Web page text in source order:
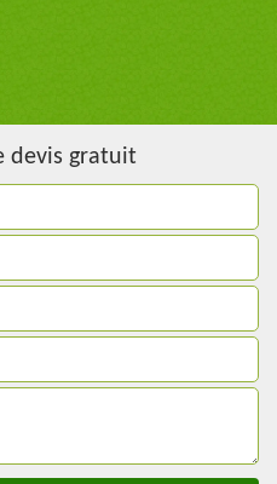
devis gratuit